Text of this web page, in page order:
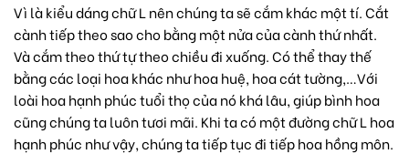
Vì là kiểu dáng chữ L nên chúng ta sẽ cắm khác một tí. Cắt
cành tiếp theo sao cho bằng một nửa của cành thứ nhất.
Và cắm theo thứ tự theo chiều đi xuống. Có thể thay thế
bằng các loại hoa khác nhưhoa huệ, hoa cát tường,…Với
loài hoa hạnh phúc tuổi thọ của nó khá lâu, giúp bình hoa
cũng chúng ta luôn tươi mãi. Khi ta có một đường chữ L hoa
hạnh phúc như vậy, chúng ta tiếp tục đi tiếp hoa hồng môn.